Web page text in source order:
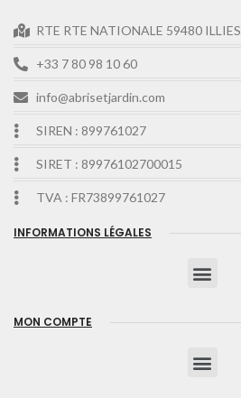
RTE RTE NATIONALE 59480 ILLIES
+33 7 80 98 10 60
info@abrisetjardin.com
SIREN : 899761027
SIRET : 89976102700015
TVA : FR73899761027
INFORMATIONS LÉGALES
MON COMPTE